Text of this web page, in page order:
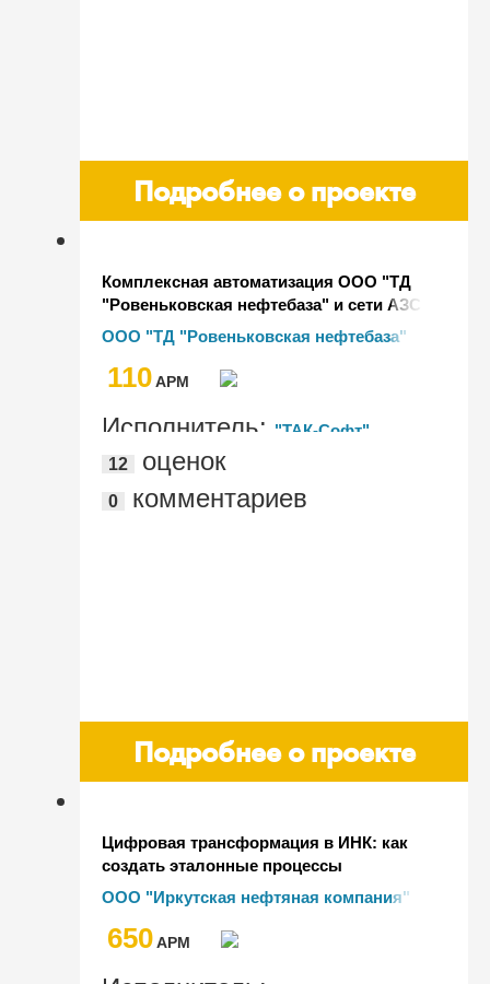
Подробнее о проекте
Комплексная автоматизация ООО "ТД
"Ровеньковская нефтебаза" и сети АЗС
"RNBOil" на базе отраслевой линейки
ООО "ТД "Ровеньковская нефтебаза"
110AРМ
Исполнитель: "ТАК-Софт"
12
оценок
0 комментариев
Подробнее о проекте
Цифровая трансформация в ИНК: как
создать эталонные процессы
управления активами в ТЭК
ООО "Иркутская нефтяная компания"
650AРМ